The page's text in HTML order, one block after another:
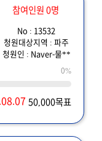
참여인원 0명
No : 13532
청원대상지역 : 파주
청원인 : Naver-물**
0%
50,000목표